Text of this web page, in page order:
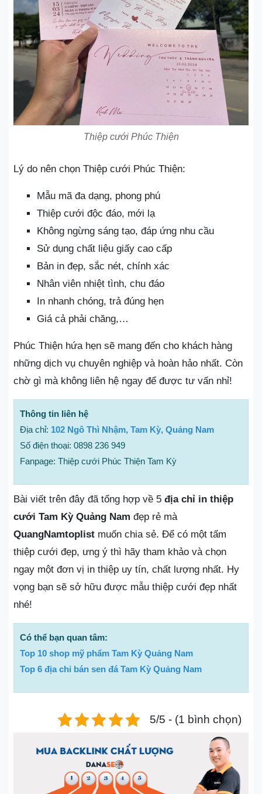
Thiệp cưới Phúc Thiện
Lý do nên chọn Thiệp cưới Phúc Thiện:
Mẫu mã đa dạng, phong phú
Thiệp cưới độc đáo, mới lạ
Không ngừng sáng tạo, đáp ứng nhu cầu
Sử dụng chất liệu giấy cao cấp
Bản in đẹp, sắc nét, chính xác
Nhân viên nhiệt tình, chu đáo
In nhanh chóng, trả đúng hẹn
Giá cả phải chăng,…
Phúc Thiện hứa hẹn sẽ mang đến cho khách hàng
những dịch vụ chuyên nghiệp và hoàn hảo nhất. Còn
chờ gì mà không liên hệ ngay để được tư vấn nhỉ!
Thông tin liên hệ
Địa chỉ: 102 Ngô Thì Nhậm, Tam Kỳ, Quảng Nam
Số điện thoại: 0898 236 949
Fanpage: Thiệp cưới Phúc Thiện Tam Kỳ
Bài viết trên đây đã tổng hợp về 5 địa chỉ in thiệp
cưới Tam Kỳ Quảng Nam đẹp rẻ mà
QuangNamtoplist muốn chia sẻ. Để có một tấm
thiệp cưới đẹp, ưng ý thì hãy tham khảo và chọn
ngay một đơn vị in thiệp uy tín, chất lượng nhất. Hy
vọng bạn sẽ sở hữu được mẫu thiệp cưới đẹp nhất
nhé!
Có thể bạn quan tâm:
Top 10 shop mỹ phẩm Tam Kỳ Quảng Nam
Top 6 địa chỉ bán sen đá Tam Kỳ Quảng Nam
5/5 - (1 bình chọn)